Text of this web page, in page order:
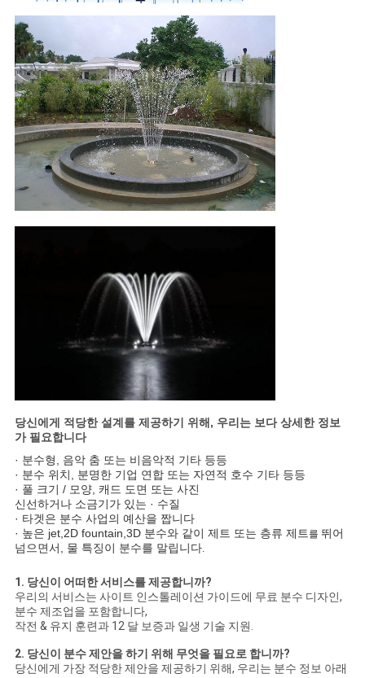
당신에게 적당한 설계를 제공하기 위해, 우리는 보다 상세한 정보
가 필요합니다
· 분수형, 음악 춤 또는 비음악적 기타 등등
· 분수 위치, 분명한 기업 연합 또는 자연적 호수 기타 등등
· 풀 크기 / 모양, 캐드 도면 또는 사진
신선하거나 소금기가 있는 · 수질
· 타겟은 분수 사업의 예산을 짭니다
· 높은 jet,2D fountain,3D 분수와 같이 제트 또는 층류 제트 를 뛰어
넘으면서, 물 특징이 분수를 말립니다.
1. 당신이 어떠한 서비스를 제공합니까?
우리의 서비스는 사이트 인스톨레이션 가이드에 무료 분수 디자인,
분수 제조업을 포함합니다,
작전 & 유지 훈련과 12 달 보증과 일생 기술 지원.
2. 당신이 분수 제안을 하기 위해 무엇을 필요로 합니까?
당신에게 가장 적당한 제안을 제공하기 위해, 우리는 분수 정보 아래